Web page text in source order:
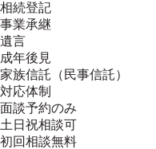
相続登記
事業承継
遺言
成年後見
家族信託（民事信託）
対応体制
面談予約のみ
土日祝相談可
初回相談無料